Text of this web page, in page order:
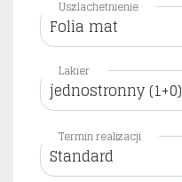
Uszlachetnienie
Folia mat
Lakier
jednostronny (1+0)
Termin realizacji
Standard